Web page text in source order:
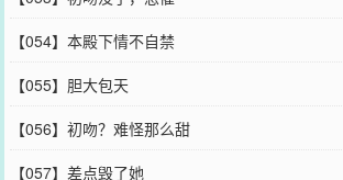
【054】本殿下情不自禁
【055】胆大包天
【056】初吻？难怪那么甜
【057】差点毁了她